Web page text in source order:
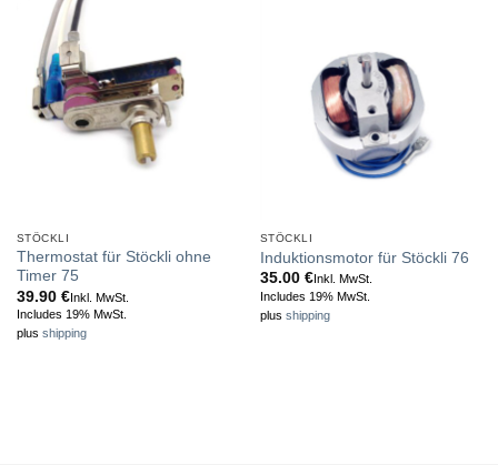
STÖCKLI
Thermostat für Stöckli ohne
Timer 75
39.90 €Inkl. MwSt.
Includes 19% MwSt.
plus shipping
STÖCKLI
Induktionsmotor für Stöckli 76
35.00 €Inkl. MwSt.
Includes 19% MwSt.
plus shipping